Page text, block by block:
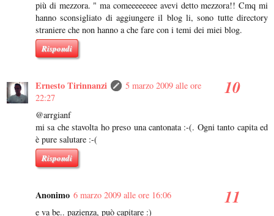
più di mezzora. " ma comeeeeeeee avevi detto mezzora!! Cmq mi
hanno sconsigliato di aggiungere il blog li, sono tutte directory
straniere che non hanno a che fare con i temi dei miei blog.
Rispondi
Ernesto Tirinnanzi
5 marzo 2009 alle ore
22:27
@arrgianf
mi sa che stavolta ho preso una cantonata :-(. Ogni tanto capita ed
è pure salutare :-(
Rispondi
Anonimo 6 marzo 2009 alle ore 16:06
e va be.. pazienza, può capitare :)